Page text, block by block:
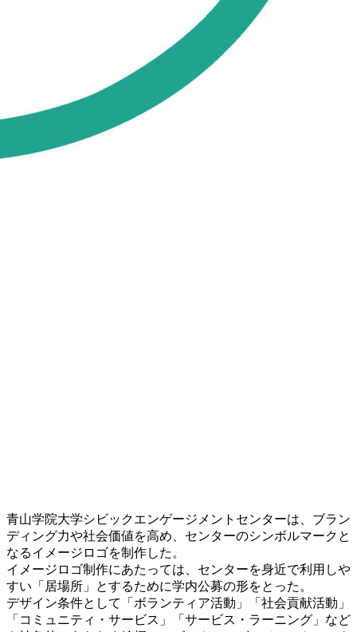
青山学院大学シビックエンゲージメントセンターは、ブラン
ディング力や社会価値を高め、センターのシンボルマークと
なるイメージロゴを制作した。
イメージロゴ制作にあたっては、センターを身近で利用しや
すい「居場所」とするために学内公募の形をとった。
デザイン条件として「ボランティア活動」「社会貢献活動」
「コミュニティ・サービス」「サービス・ラーニング」など